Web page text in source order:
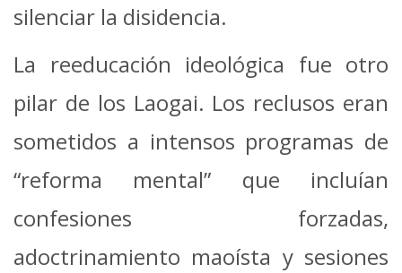
silenciar la disidencia.
La reeducación ideológica fue otro
pilar de los Laogai. Los reclusos eran
sometidos a intensos programas de
“reforma mental” que incluían
confesiones forzadas,
adoctrinamiento maoísta y sesiones